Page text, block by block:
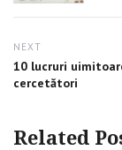
NEXT
Next
post:
10 lucruri
cercetători
Related